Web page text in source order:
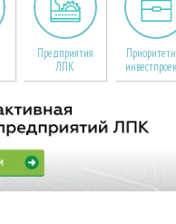
Предприятия
ЛПК